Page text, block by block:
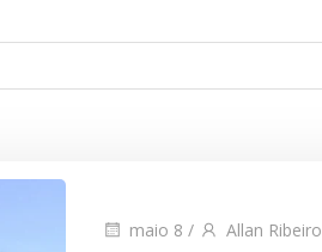
maio 8 / Allan Ribeiro